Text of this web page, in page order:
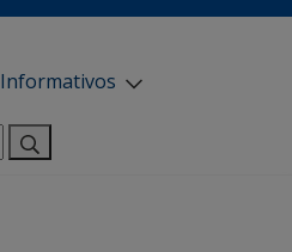
Informativos